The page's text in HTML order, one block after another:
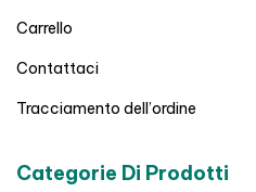
Carrello
Contattaci
Tracciamento dell’ordine
Categorie Di Prodotti